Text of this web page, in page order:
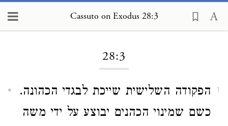
Cassuto on Exodus 28:3
28:3
1
הפקודה השלישית שייכת לבגדי הכהונה.
כשם שמינוי הכהנים יבוצע על ידי משה